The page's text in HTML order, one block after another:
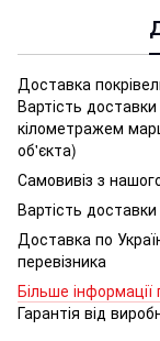
Доставка
Вартість
кілометражем
об'єкта)
Самовивіз з
Вартість
Доставка по
перевізника
Більше
Гарантія від